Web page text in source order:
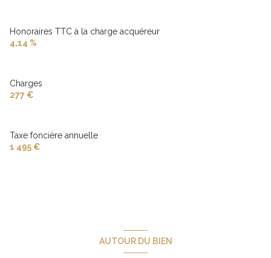
Honoraires TTC à la charge acquéreur
4,14 %
Charges
277 €
Taxe foncière annuelle
1 495 €
AUTOUR DU BIEN